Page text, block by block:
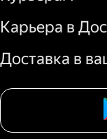
Карьера в
Доставка в